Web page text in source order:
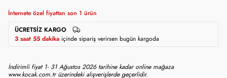
İnternete özel fiyattan son 1 ürün
ÜCRETSIZ KARGO
3 saat 55 dakika içinde sipariş verirsen bugün kargoda
İndirimli fiyat 1- 31 Ağustos 2026 tarihine kadar online mağaza
www.kocak.com.tr üzerindeki alışverişlerde geçerlidir.